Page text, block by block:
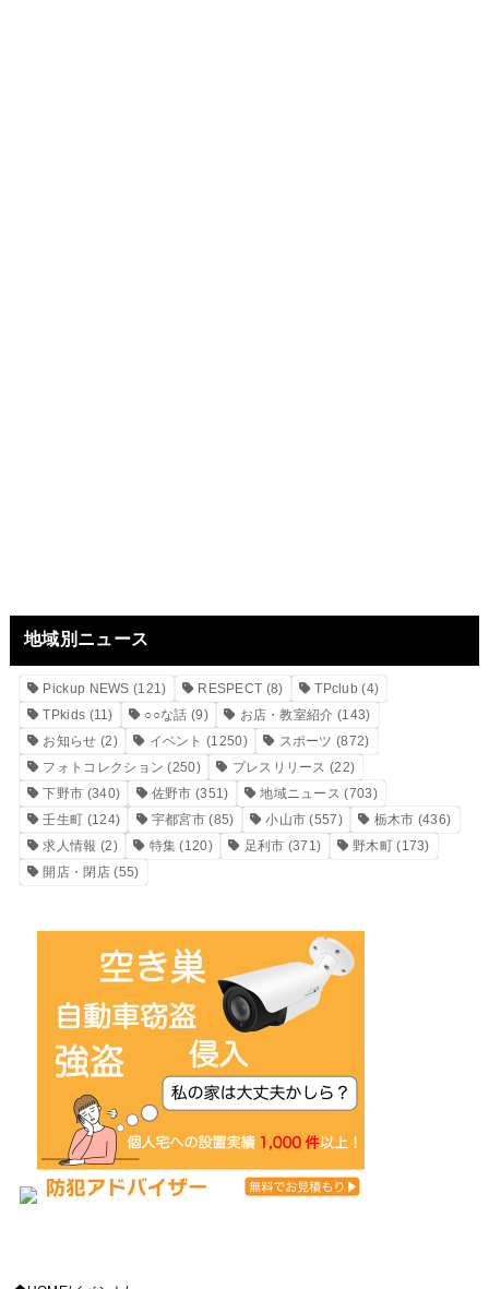
地域別ニュース
Pickup NEWS (121) RESPECT (8) TPclub (4)
TPkids (11) ○○な話 (9) お店・教室紹介 (143)
お知らせ (2) イベント (1250) スポーツ (872)
フォトコレクション (250) プレスリリース (22)
下野市 (340) 佐野市 (351) 地域ニュース (703)
壬生町 (124) 宇都宮市 (85) 小山市 (557) 栃木市 (436)
求人情報 (2) 特集 (120) 足利市 (371) 野木町(173)
開店・閉店(55)